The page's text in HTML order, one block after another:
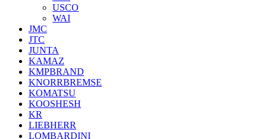
USCO
WAI
JMC
JTC
JUNTA
KAMAZ
KMPBRAND
KNORRBREMSE
KOMATSU
KOOSHESH
KR
LIEBHERR
LOMBARDINI